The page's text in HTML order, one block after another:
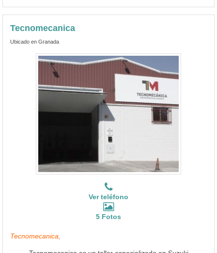
Tecnomecanica
Ubicado en Granada
Ver teléfono
5 Fotos
Tecnomecanica,